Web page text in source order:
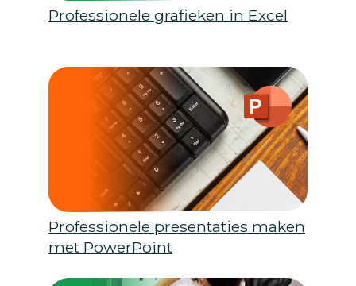
Professionele grafieken in Excel
Professionele presentaties maken
met PowerPoint